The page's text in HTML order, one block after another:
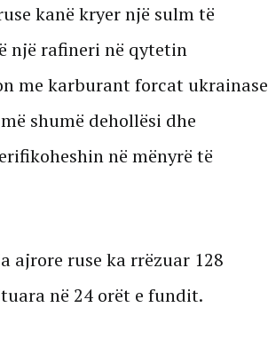
kanë kryer një sulm të
një rafineri në qytetin
me karburant forcat ukrainase
shumë dehollësi dhe
në mënyrë të
ruse ka rrëzuar 128
në 24 orët e fundit.